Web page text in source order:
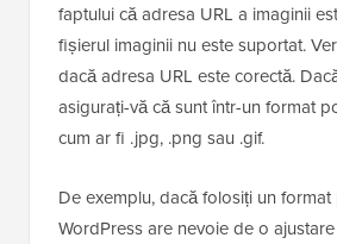
faptului că adresa URL a imaginii
fișierul imaginii nu este suportat.
dacă adresa URL este corectă.
asigurați-vă că sunt într-un format
cum ar fi .jpg, .png sau .gif.
De exemplu, dacă folosiți un format
WordPress are nevoie de o